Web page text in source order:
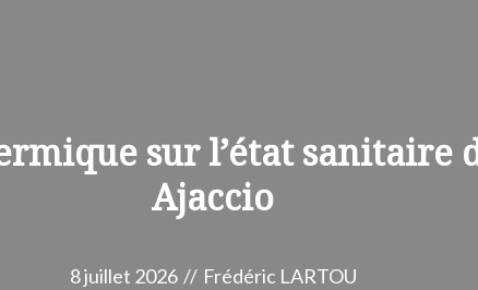
sur l’état sanitaire
Ajaccio
8 juillet 2026 // Frédéric LARTOU